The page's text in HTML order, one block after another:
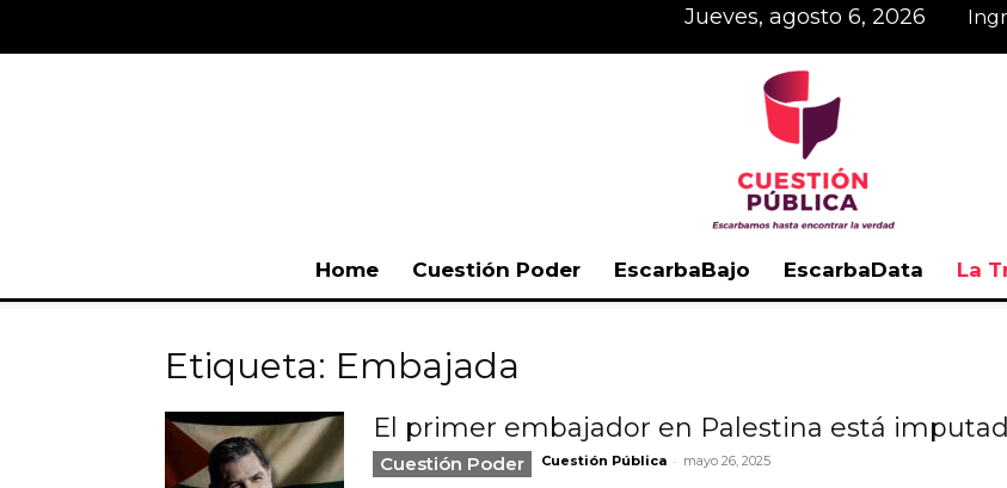
jueves, agosto 6, 2026
Home Cuestión Poder EscarbaBajo EscarbaData La
Etiqueta: Embajada
El primer embajador en Palestina está
Cuestión Poder Cuestión Pública - mayo 26, 2025